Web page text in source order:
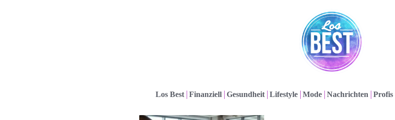
Los Best Finanziell Gesundheit Lifestyle Mode Nachrichten Profis